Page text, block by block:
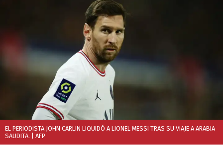
EL PERIODISTA JOHN CARLIN LIQUIDÓ A LIONEL MESSI TRAS SU VIAJE A ARABIA
SAUDITA. | AFP